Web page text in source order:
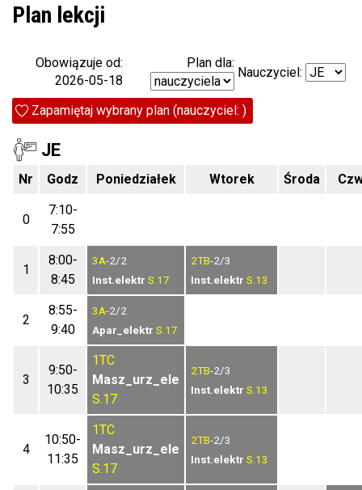
Plan lekcji
Obowiązuje od:
2026-05-18
Plan dla:
Nauczyciel:
Zapamiętaj wybrany plan (nauczyciel: )
JE
Nr Godz Poniedziałek Wtorek Środa
0
7:10-
7:55
1
8:00-
8:45
3A-2/2
Inst.elektr S.17
2TB-2/3
Inst.elektr S.13
2
8:55-
9:40
3A-2/2
Apar_elektr S.17
3
9:50-
10:35
1TC
Masz_urz_ele
S.17
2TB-2/3
Inst.elektr S.13
4
10:50-
11:35
1TC
Masz_urz_ele
S.17
2TB-2/3
Inst.elektr S.13